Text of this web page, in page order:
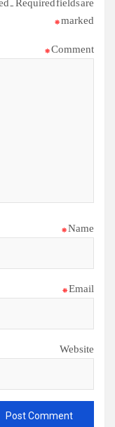
Required fields are
marked
*
Comment
*
Name
*
Email
*
Website